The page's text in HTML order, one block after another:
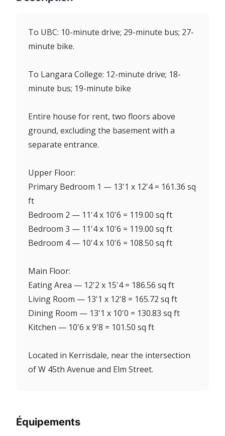
To UBC: 10-minute drive; 29-minute bus; 27-
minute bike.
To Langara College: 12-minute drive; 18-
minute bus; 19-minute bike
Entire house for rent, two floors above
ground, excluding the basement with a
separate entrance.
Upper Floor:
Primary Bedroom 1 — 13'1 x 12'4 = 161.36 sq
ft
Bedroom 2 — 11'4 x 10'6 = 119.00 sq ft
Bedroom 3 — 11'4 x 10'6 = 119.00 sq ft
Bedroom 4 — 10'4 x 10'6 = 108.50 sq ft
Main Floor:
Eating Area — 12'2 x 15'4 = 186.56 sq ft
Living Room — 13'1 x 12'8 = 165.72 sq ft
Dining Room — 13'1 x 10'0 = 130.83 sq ft
Kitchen — 10'6 x 9'8 = 101.50 sq ft
Located in Kerrisdale, near the intersection
of W 45th Avenue and Elm Street.
Équipements